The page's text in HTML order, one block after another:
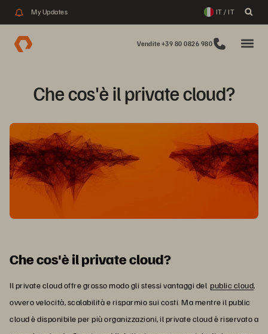
My Updates IT / IT
Vendite +39 80 0826 980
Che cos'è il private cloud?
Che cos'è il private cloud?
Il private cloud offre grosso modo gli stessi vantaggi del public cloud,
ovvero velocità, scalabilità e risparmio sui costi. Ma mentre il public
cloud è disponibile per più organizzazioni, il private cloud è riservato a